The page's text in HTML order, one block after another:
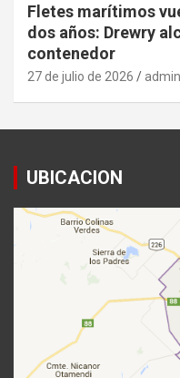
Fletes marítimos
dos años: Drewry
contenedor
27 de julio de 2026 admin
UBICACION